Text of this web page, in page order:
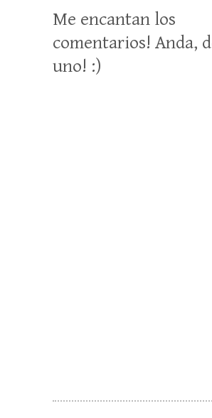
Me encantan los
comentarios! Anda,
uno! :)